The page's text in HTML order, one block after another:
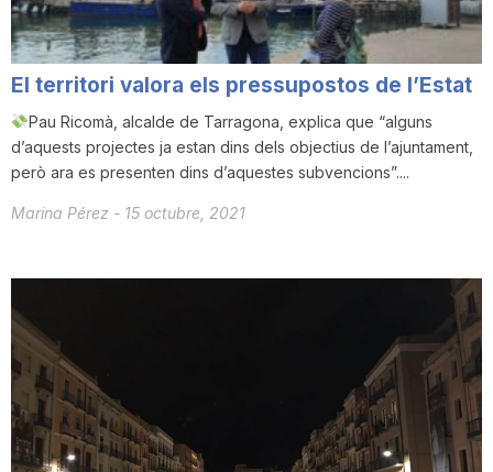
El territori valora els pressupostos de l’Estat
Pau Ricomà, alcalde de Tarragona, explica que “alguns
d’aquests projectes ja estan dins dels objectius de l’ajuntament,
però ara es presenten dins d’aquestes subvencions”....
Marina Pérez - 15 octubre, 2021